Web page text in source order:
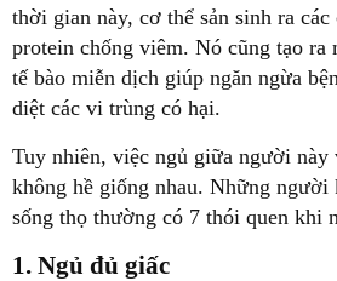
thời gian này, cơ thể sản sinh ra
protein chống viêm. Nó cũng tạo ra
tế bào miễn dịch giúp ngăn ngừa
diệt các vi trùng có hại.
Tuy nhiên, việc ngủ giữa người
không hề giống nhau. Những người
sống thọ thường có 7 thói quen khi
1. Ngủ đủ giấc